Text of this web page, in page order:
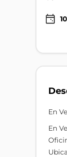
10
En
En